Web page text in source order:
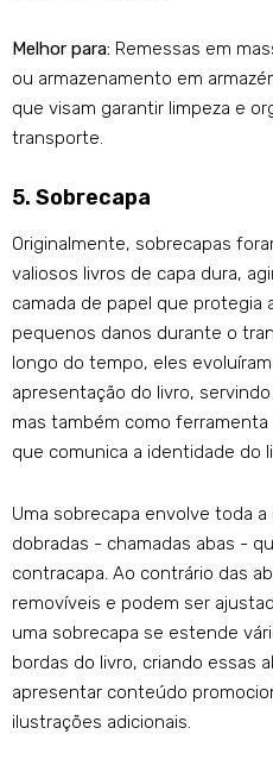
Melhor para: Remessas em
ou armazenamento em
que visam garantir limpeza e
transporte.
5. Sobrecapa
Originalmente, sobrecapas
valiosos livros de capa dura,
camada de papel que protegia
pequenos danos durante o
longo do tempo, eles
apresentação do livro,
mas também como
que comunica a identidade do
Uma sobrecapa envolve toda
dobradas - chamadas abas -
contracapa. Ao contrário das
removíveis e podem ser
uma sobrecapa se estende
bordas do livro, criando essas
apresentar conteúdo
ilustrações adicionais.